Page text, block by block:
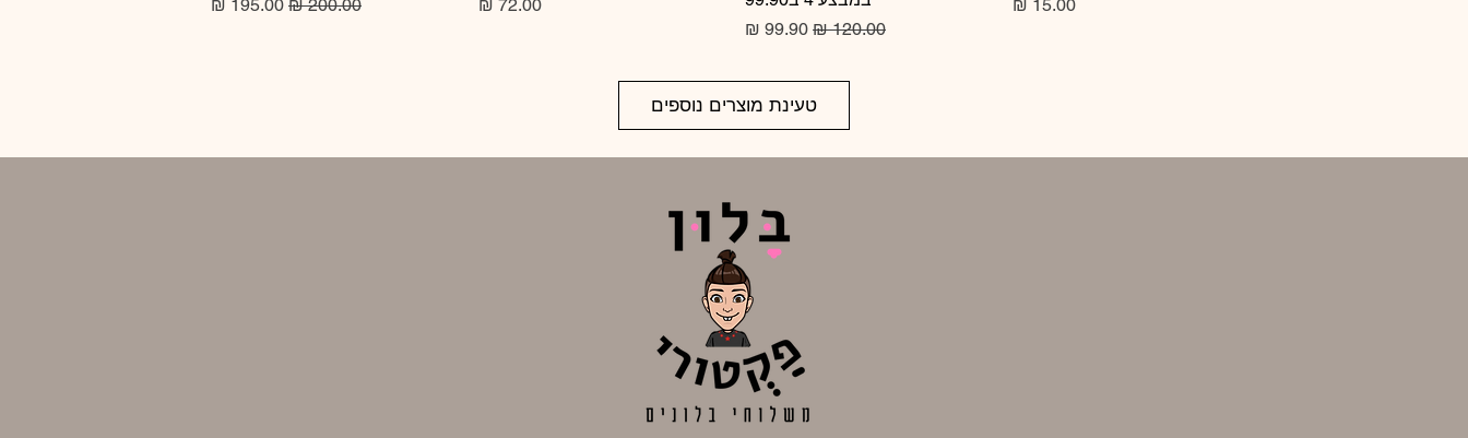
‏15.00 ‏₪
מחיר רגיל מחיר מבצע
‏72.00 ‏₪
טעינת מוצרים נוספים